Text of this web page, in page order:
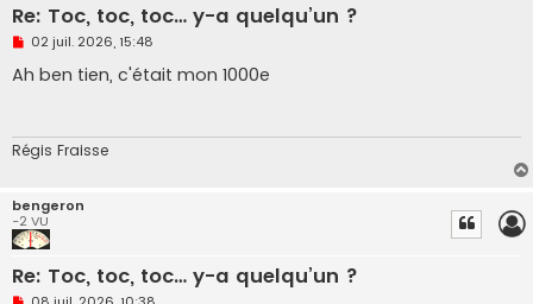
Re: Toc, toc, toc… y-a quelqu’un ?
M
s
s
e
n
o
u
02 juil. 2026, 15:48
Ah ben tien, c'était mon 1000e
Régis Fraisse
bengeron
-2 VU
Re: Toc, toc, toc… y-a quelqu’un ?
M